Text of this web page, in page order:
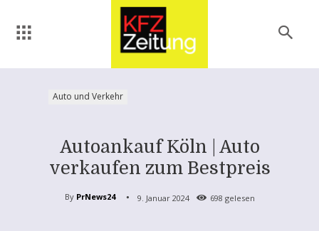
Auto und Verkehr
Autoankauf Köln | Auto
verkaufen zum Bestpreis
By PrNews24 9. Januar 2024 698 gelesen